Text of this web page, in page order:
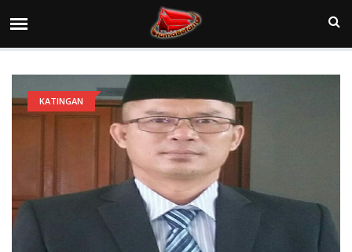
KATINGAN